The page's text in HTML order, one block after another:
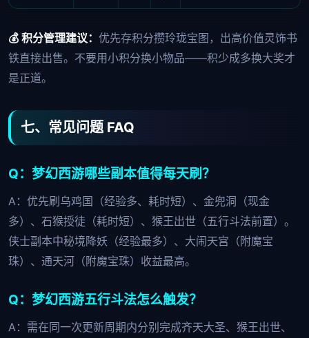
💰 积分管理建议： 优先存积分攒玲珑宝图，出高价值灵饰书
铁直接出售。不要用小积分换小物品——积少成多换大奖才
是正道。
七、常见问题 FAQ
Q：梦幻西游哪些副本值得每天刷？
A：优先刷乌鸡国（经验多、耗时短）、金兜洞（现金
多）、石猴授徒（耗时短）、猴王出世（五行斗法前置）。
侠士副本中秘境降妖（经验最多）、大闹天宫（附魔宝
珠）、通天河（附魔宝珠）收益最高。
Q：梦幻西游五行斗法怎么触发？
A：需在同一次更新周期内分别完成齐天大圣、猴王出世、